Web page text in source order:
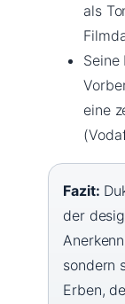
als
eine
Fazit:
der
sondern
Erben,